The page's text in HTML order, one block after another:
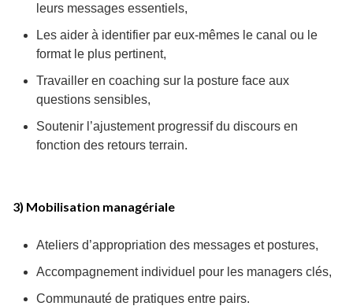
leurs messages essentiels,
Les aider à identifier par eux-mêmes le canal ou le
format le plus pertinent,
Travailler en coaching sur la posture face aux
questions sensibles,
Soutenir l’ajustement progressif du discours en
fonction des retours terrain.
3) Mobilisation managériale
Ateliers d’appropriation des messages et postures,
Accompagnement individuel pour les managers clés,
Communauté de pratiques entre pairs.